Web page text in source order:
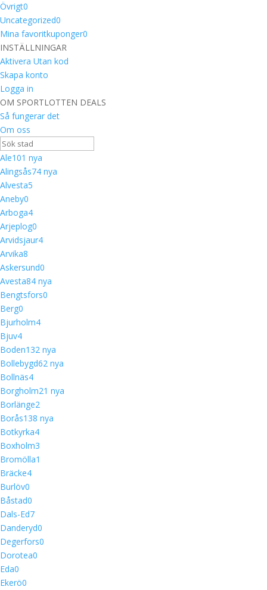
Övrigt0
Uncategorized0
Mina favoritkuponger0
INSTÄLLNINGAR
Aktivera Utan kod
Skapa konto
Logga in
OM SPORTLOTTEN DEALS
Så fungerar det
Om oss
Ale101 nya
Alingsås74 nya
Alvesta5
Aneby0
Arboga4
Arjeplog0
Arvidsjaur4
Arvika8
Askersund0
Avesta84 nya
Bengtsfors0
Berg0
Bjurholm4
Bjuv4
Boden132 nya
Bollebygd62 nya
Bollnäs4
Borgholm21 nya
Borlänge2
Borås138 nya
Botkyrka4
Boxholm3
Bromölla1
Bräcke4
Burlöv0
Båstad0
Dals-Ed7
Danderyd0
Degerfors0
Dorotea0
Eda0
Ekerö0